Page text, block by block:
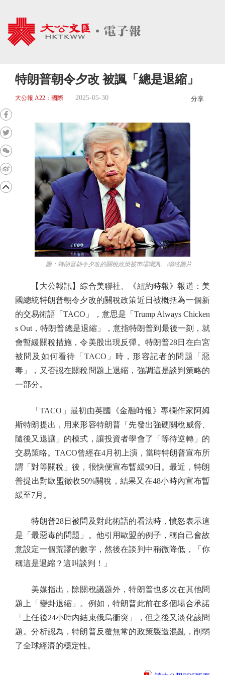
特朗普朝令夕改 被諷「總是退縮」
大公報 A22：國際 2025-05-30 分享
圖：特朗普朝令夕改的關稅政策被市場嘲諷。\網絡圖片
【大公報訊】綜合美聯社、《紐約時報》報道：美
國總統特朗普朝令夕改的關稅政策近日被概括為一個新
的交易術語「TACO」，意思是「Trump Always Chicken
s Out，特朗普總是退縮」，意指特朗普到最後一刻，就
會暫緩關稅措施，令美股出現反彈。特朗普28日在白宮
被問及如何看待「TACO」時，形容記者的問題「惡
毒」，又否認在關稅問題上退縮，強調這是談判策略的
一部分。
「TACO」最初由英國《金融時報》專欄作家阿姆
斯特朗提出，用來形容特朗普「先發出強硬關稅威脅、
隨後又退讓」的模式，讓投資者學會了「等待逆轉」的
交易策略。TACO曾經在4月初上演，當時特朗普宣布所
謂「對等關稅」後，很快便宣布暫緩90日。最近，特朗
普提出對歐盟徵收50%關稅，結果又在48小時內宣布暫
緩至7月。
特朗普28日被問及對此術語的看法時，憤怒表示這
是「最惡毒的問題」。他引用歐盟的例子，稱自己會故
意設定一個荒謬的數字，然後在談判中稍微降低，「你
稱這是退縮？這叫談判！」
美媒指出，除關稅議題外，特朗普也多次在其他問
題上「變卦退縮」。例如，特朗普此前在多個場合承諾
「上任後24小時內結束俄烏衝突」，但之後又淡化該問
題。分析認為，特朗普反覆無常的政策製造混亂，削弱
了全球經濟的穩定性。